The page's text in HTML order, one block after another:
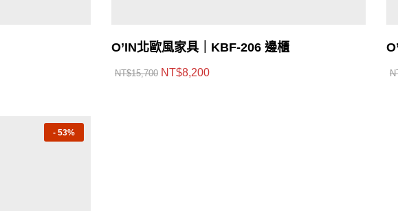
O’IN北歐風家具｜KBF-206 邊櫃
NT$15,700 NT$8,200
- 53%